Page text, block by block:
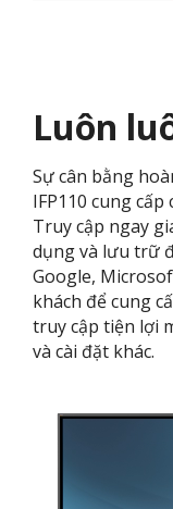
Luôn
Sự cân bằng
IFP110 cung
Truy cập ngay
dụng và lưu trữ
Google,
khách để cung
truy cập tiện lợi
và cài đặt khác.